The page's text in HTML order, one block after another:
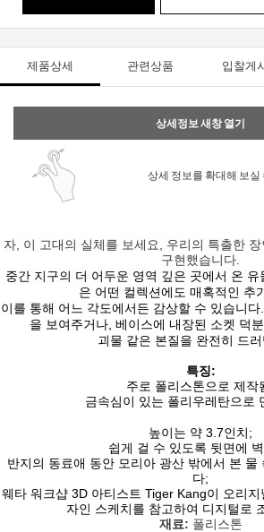
제품상세 관련상품 입찰게
상세정보 새창 열기
상세 정보를 확대해 보실
자, 이 고대의 실체를 보세요, 우리의 특출한
구현했습니다.
중간 지구의 더 어두운 영역 깊은 곳에서 온
은 어떤 컬렉션에도 매혹적인 추
이를 통해 어느 각도에서든 감상할 수 있습니
을 보여주거나, 베이스에 내장된 소켓 덕
괴물 같은 본질을 완전히 드러
특징:
주로 폴리스톤으로 제작
금속심이 있는 폴리우레탄으로
높이는 약 3.7인치;
쉽게 걸 수 있도록 뒷면에
반지의 동료애 동안 모리아 광산 밖에서 본 물
다;
웨타 워크샵 3D 아티스트 Tiger Kang이 오리
자인 스케치를 참고하여 디지털로
재료: 폴리스톤